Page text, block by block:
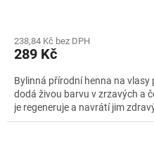
238,84 Kč bez DPH
289 Kč
Bylinná přírodní henna na
dodá živou barvu v zrzavých a
je regeneruje a navrátí jim